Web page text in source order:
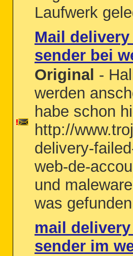
Laufwerk
Mail
sender bei
Original -
werden
habe schon
http://
delivery-
web-de-
und
was
mail
sender im